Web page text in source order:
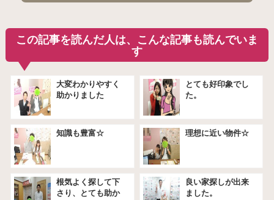
この記事を読んだ人は、こんな記事も読んでいま
す
大変わかりやすく
助かりました
とても好印象でし
た。
知識も豊富☆ 理想に近い物件☆
根気よく探して下
さり、とても助か
良い家探しが出来
ました。